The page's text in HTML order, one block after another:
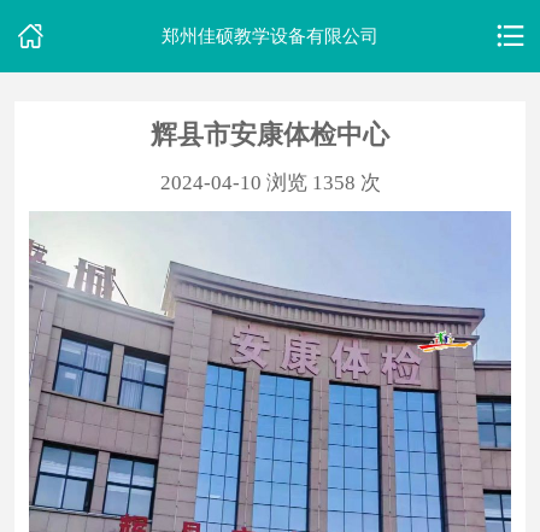
郑州佳硕教学设备有限公司
关
于
我
们
产
品
中
辉县市安康体检中心
2024-04-10 浏览 1358 次